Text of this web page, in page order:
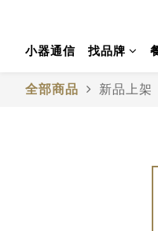
小器通信 找品牌
全部商品 新品上架